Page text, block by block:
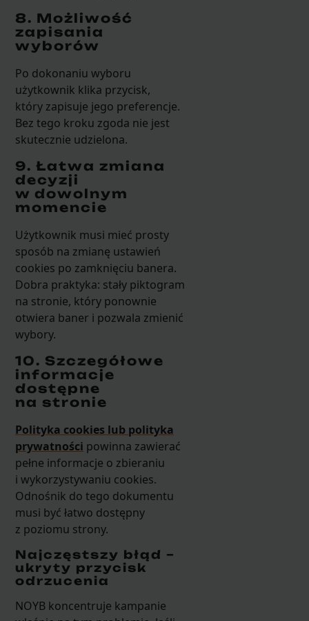
8. Możliwość
zapisania
wyborów
Po dokonaniu wyboru
użytkownik klika przycisk,
który zapisuje jego preferencje.
Bez tego kroku zgoda nie jest
skutecznie udzielona.
9. Łatwa zmiana
decyzji
w dowolnym
momencie
Użytkownik musi mieć prosty
sposób na zmianę ustawień
cookies po zamknięciu banera.
Dobra praktyka: stały piktogram
na stronie, który ponownie
otwiera baner i pozwala zmienić
wybory.
10. Szczegółowe
informacje
dostępne
na stronie
Polityka cookies lub polityka
prywatności powinna zawierać
pełne informacje o zbieraniu
i wykorzystywaniu cookies.
Odnośnik do tego dokumentu
musi być łatwo dostępny
z poziomu strony.
Najczęstszy błąd –
ukryty przycisk
odrzucenia
NOYB koncentruje kampanie